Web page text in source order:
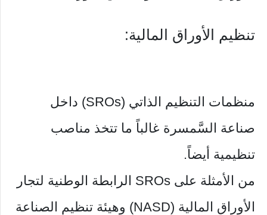
تنظيم الأوراق المالية:
منظمات التنظيم الذاتي (SROs) داخل
صناعة السَّمسرة غالباً ما تتخذ مناصب
تنظيمية أيضاً.
من الأمثلة على SROs الرابطة الوطنية لتجار
الأوراق المالية (NASD) وهيئة تنظيم الصناعة